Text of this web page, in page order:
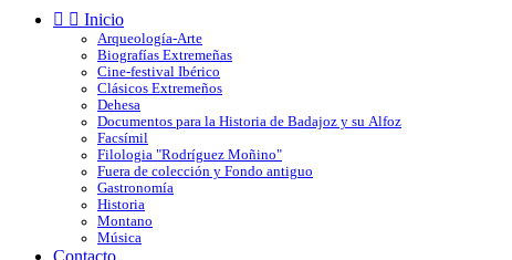
  Inicio
Arqueología-Arte
Biografías Extremeñas
Cine-festival Ibérico
Clásicos Extremeños
Dehesa
Documentos para la Historia de Badajoz y su Alfoz
Facsímil
Filologia "Rodríguez Moñino"
Fuera de colección y Fondo antiguo
Gastronomía
Historia
Montano
Música
Contacto